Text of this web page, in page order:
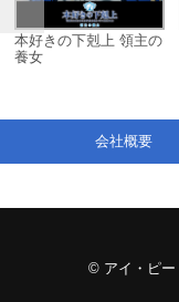
本好きの下剋上 領主の
養女
© アイ・ピー
会社概要